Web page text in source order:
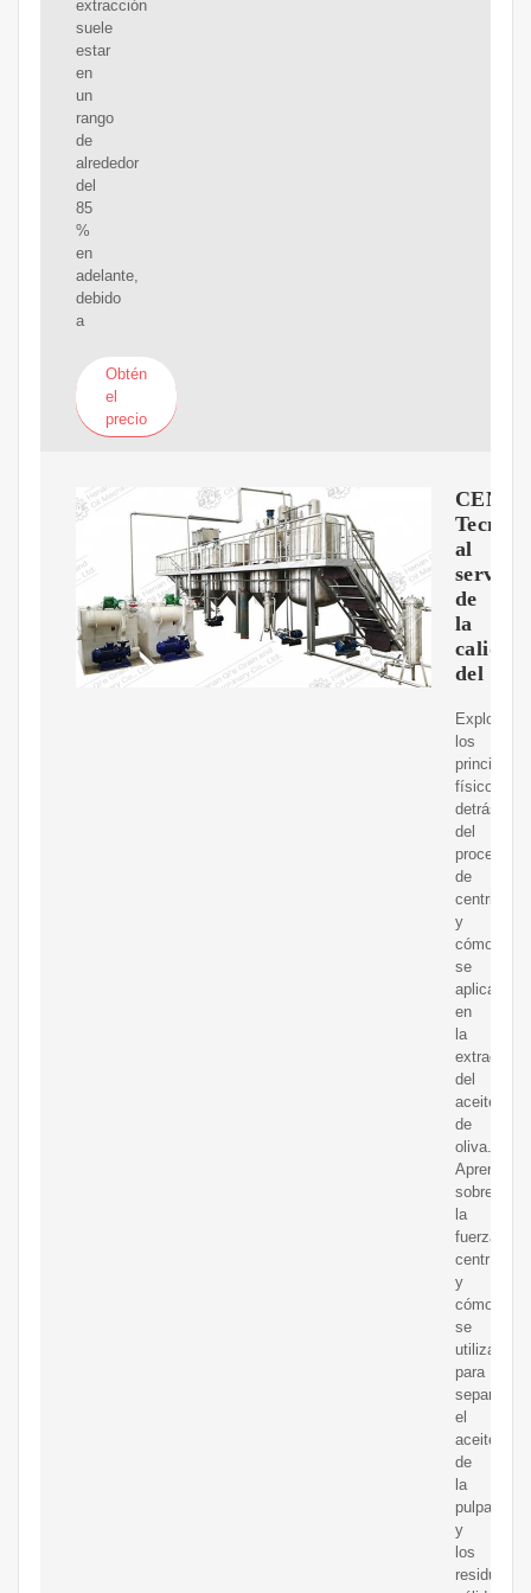
extracción
suele
estar
en
un
rango
de
alrededor
del
85
%
en
adelante,
debido
a
Obtén
el
precio
al
servicio
de
la
calidad
del
Explora
los
principios
físicos
detrás
del
proceso
de
y
cómo
se
aplican
en
la
extracción
del
aceite
de
oliva.
Aprende
sobre
la
fuerza
centrífuga
y
cómo
se
utiliza
para
separar
el
aceite
de
la
pulpa
y
los
residuos